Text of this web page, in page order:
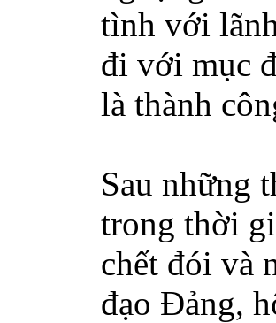
tình với
đi với mục
là thành
Sau những
trong thời
chết đói và
đạo Đảng,